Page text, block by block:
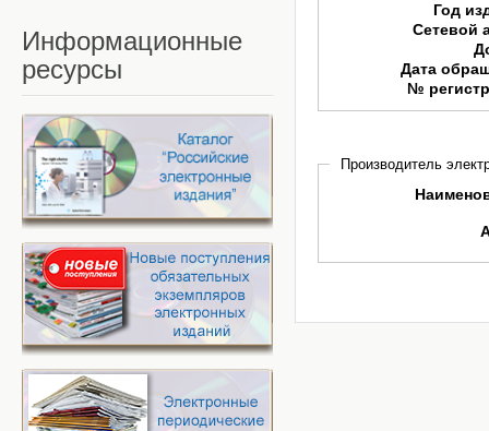
Год
Сетевой
Дата
№
Производитель
Информационные
ресурсы